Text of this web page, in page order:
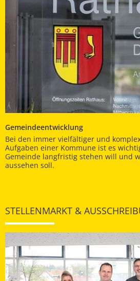
Gemeindeentwicklung
Bei den immer vielfältiger und
Aufgaben einer Kommune ist es
Gemeinde langfristig stehen will und
aussehen soll.
STELLENMARKT &